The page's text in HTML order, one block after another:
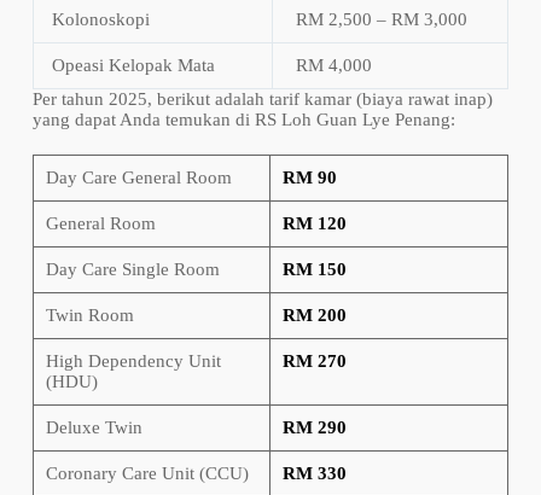
Kolonoskopi RM 2,500 – RM 3,000
Opeasi Kelopak Mata
RM 4,000
Per tahun 2025, berikut adalah tarif kamar (biaya rawat inap)
yang dapat Anda temukan di RS Loh Guan Lye Penang:
Day Care General Room RM 90
General Room RM 120
Day Care Single Room RM 150
Twin Room RM 200
High Dependency Unit
(HDU)
RM 270
Deluxe Twin RM 290
Coronary Care Unit (CCU) RM 330